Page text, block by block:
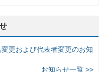
更および代表者変更のお知
お知らせ一覧 >>